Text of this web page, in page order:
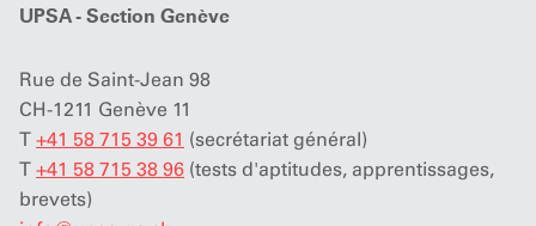
UPSA - Section Genève
Rue de Saint-Jean 98
CH-1211 Genève 11
T +41 58 715 39 61 (secrétariat général)
T +41 58 715 38 96 (tests d'aptitudes, apprentissages,
brevets)